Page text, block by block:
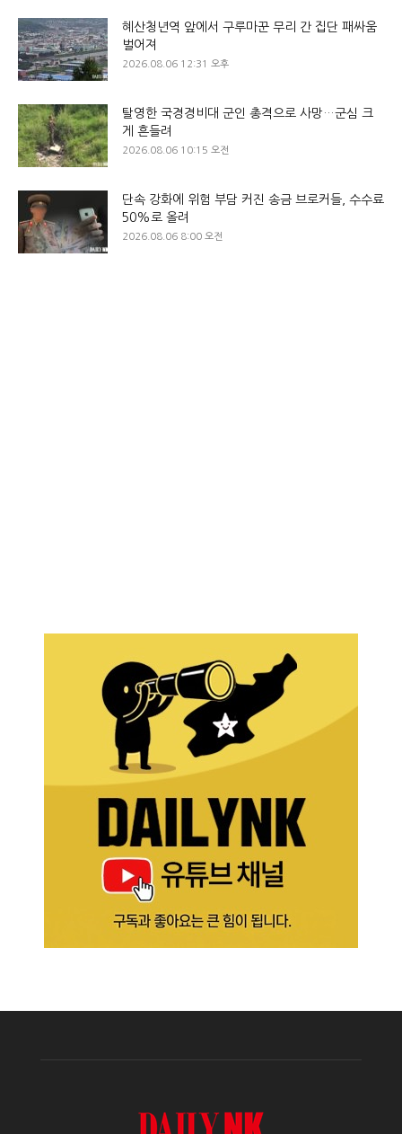
혜산청년역 앞에서 구루마꾼 무리 간 집단 패싸움
벌어져
2026.08.06 12:31 오후
탈영한 국경경비대 군인 총격으로 사망…군심 크
게 흔들려
2026.08.06 10:15 오전
단속 강화에 위험 부담 커진 송금 브로커들, 수수료
50%로 올려
2026.08.06 8:00 오전